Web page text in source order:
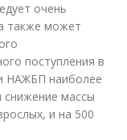
очень
также может
поступления в
НАЖБП наиболее
массы
и на 500